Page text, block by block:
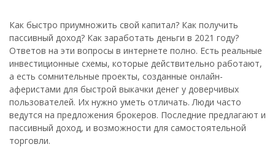
Как быстро приумножить свой капитал? Как получить
пассивный доход? Как заработать деньги в 2021 году?
Ответов на эти вопросы в интернете полно. Есть реальные
инвестиционные схемы, которые действительно работают,
а есть сомнительные проекты, созданные онлайн-
аферистами для быстрой выкачки денег у доверчивых
пользователей. Их нужно уметь отличать. Люди часто
ведутся на предложения брокеров. Последние предлагают и
пассивный доход, и возможности для самостоятельной
торговли.